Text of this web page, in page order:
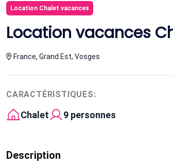
Location Chalet vacances
Location vacances
France, Grand Est, Vosges
CARACTÉRISTIQUES:
Chalet 9 personnes
Description